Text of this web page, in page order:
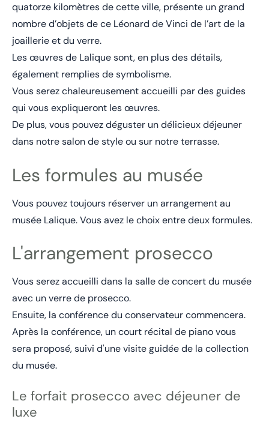
quatorze kilomètres de cette ville, présente un grand
nombre d’objets de ce Léonard de Vinci de l’art de la
joaillerie et du verre.
Les œuvres de Lalique sont, en plus des détails,
également remplies de symbolisme.
Vous serez chaleureusement accueilli par des guides
qui vous expliqueront les œuvres.
De plus, vous pouvez déguster un délicieux déjeuner
dans notre salon de style ou sur notre terrasse.
Les formules au musée
Vous pouvez toujours réserver un arrangement au
musée Lalique. Vous avez le choix entre deux formules.
L'arrangement prosecco
Vous serez accueilli dans la salle de concert du musée
avec un verre de prosecco.
Ensuite, la conférence du conservateur commencera.
Après la conférence, un court récital de piano vous
sera proposé, suivi d'une visite guidée de la collection
du musée.
Le forfait prosecco avec déjeuner de
luxe